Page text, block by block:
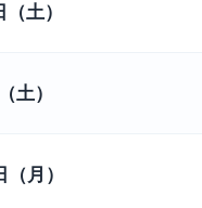
土）
土）
月）